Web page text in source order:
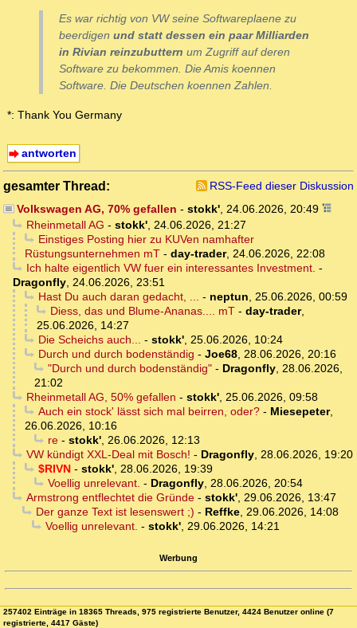
Es war richtig von VW seine Softwareplaene zu
beerdigen und statt dessen ein paar Milliarden
in Rivian reinzubuttern um Zugriff auf deren
Software zu bekommen. Die Amis koennen
Software. Die Deutschen koennen Zahlen.
*: Thank You Germany
antworten
gesamter Thread:
RSS-Feed dieser Diskussion
Volkswagen AG, 70% gefallen - stokk', 24.06.2026, 20:49
Rheinmetall AG - stokk', 24.06.2026, 21:27
Einstiges Posting hier zu KUVen namhafter
Rüstungsunternehmen mT - day-trader, 24.06.2026, 22:08
Ich halte eigentlich VW fuer ein interessantes Investment. -
Dragonfly, 24.06.2026, 23:51
Hast Du auch daran gedacht, ... - neptun, 25.06.2026, 00:59
Diess, das und Blume-Ananas.... mT- day-trader,
25.06.2026, 14:27
Die Scheichs auch... - stokk', 25.06.2026, 10:24
Durch und durch bodenständig - Joe68, 28.06.2026, 20:16
"Durch und durch bodenständig"- Dragonfly, 28.06.2026,
21:02
Rheinmetall AG, 50% gefallen - stokk', 25.06.2026, 09:58
Auch ein stock' lässt sich mal beirren, oder?- Miesepeter,
26.06.2026, 10:16
re- stokk', 26.06.2026, 12:13
VW kündigt XXL-Deal mit Bosch! - Dragonfly, 28.06.2026, 19:20
$RIVN- stokk', 28.06.2026, 19:39
Voellig unrelevant. - Dragonfly, 28.06.2026, 20:54
Armstrong entflechtet die Gründe- stokk', 29.06.2026, 13:47
Der ganze Text ist lesenswert ;) - Reffke, 29.06.2026, 14:08
Voellig unrelevant. - stokk', 29.06.2026, 14:21
Werbung
257402 Einträge in 18365 Threads, 975 registrierte Benutzer, 4424 Benutzer online (7
registrierte, 4417 Gäste)